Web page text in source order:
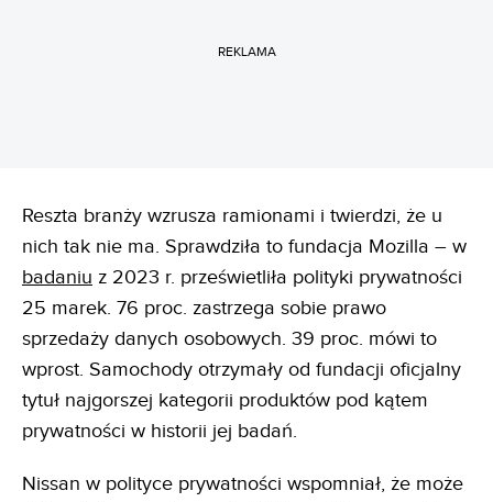
REKLAMA
Reszta branży wzrusza ramionami i twierdzi, że u
nich tak nie ma. Sprawdziła to fundacja Mozilla – w
badaniu z 2023 r. prześwietliła polityki prywatności
25 marek. 76 proc. zastrzega sobie prawo
sprzedaży danych osobowych. 39 proc. mówi to
wprost. Samochody otrzymały od fundacji oficjalny
tytuł najgorszej kategorii produktów pod kątem
prywatności w historii jej badań.
Nissan w polityce prywatności wspomniał, że może